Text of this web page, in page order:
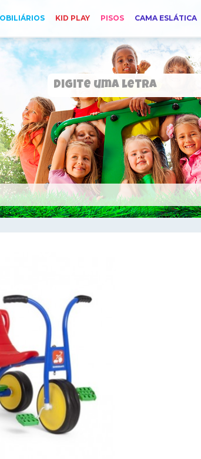
KID PLAY PISOS CAMA ESLÁTICA